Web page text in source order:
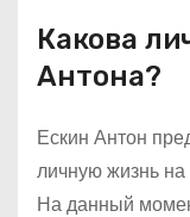
Какова
Антона?
Ескин Антон
личную жизнь на
На данный